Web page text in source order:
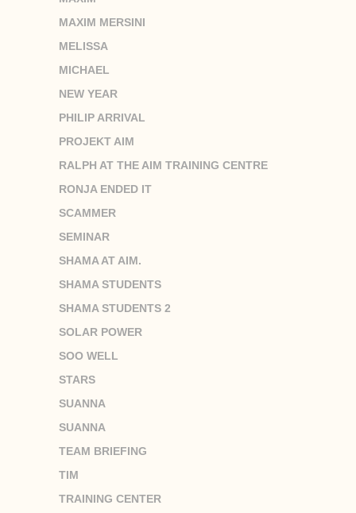
MAXIM MERSINI
MELISSA
MICHAEL
NEW YEAR
PHILIP ARRIVAL
PROJEKT AIM
RALPH AT THE AIM TRAINING CENTRE
RONJA ENDED IT
SCAMMER
SEMINAR
SHAMA AT AIM.
SHAMA STUDENTS
SHAMA STUDENTS 2
SOLAR POWER
SOO WELL
STARS
SUANNA
SUANNA
TEAM BRIEFING
TIM
TRAINING CENTER